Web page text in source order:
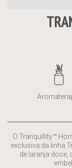
O Tranquillity™
exclusiva da linha
de laranja doce,